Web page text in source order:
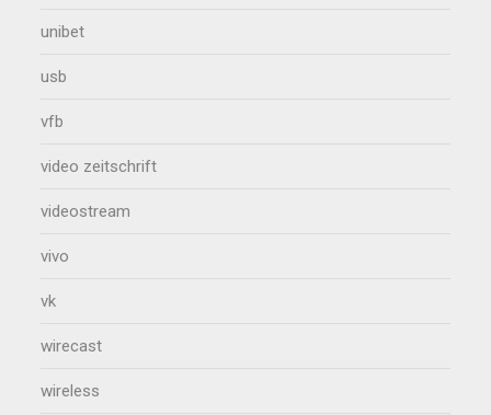
unibet
usb
vfb
video zeitschrift
videostream
vivo
vk
wirecast
wireless